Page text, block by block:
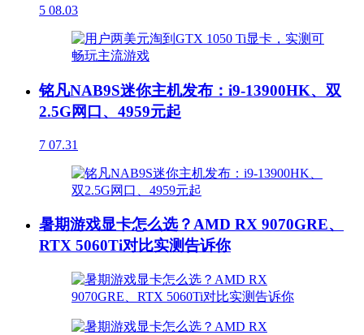
5 08.03
铭凡NAB9S迷你主机发布：i9-13900HK、双
2.5G网口、4959元起
7 07.31
暑期游戏显卡怎么选？AMD RX 9070GRE、
RTX 5060Ti对比实测告诉你